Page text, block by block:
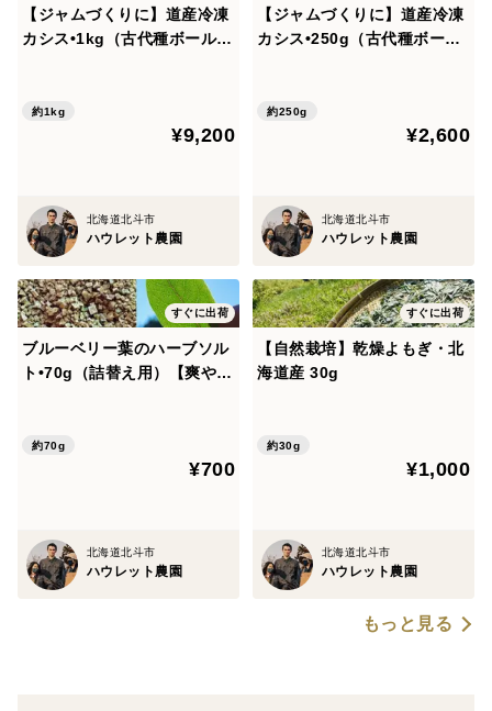
恐れ入りますがギフト用の熨斗対応はしておりません。
ススメの使い方を書いたパンフレットを、ベリーの細密
画が描かれたギフトペーパーで挟んだ状態でお荷物に同
プレゼントとしてご利用いただく場合でも、受け取った
方に喜んでいただけるような包装を心がけています。梱
包状態の詳細については商品写真をご参照いただければ
幸いです。
ーーー
おおよその商品サイズ：縦25cm、横15cm、高さ7cm
【ジャムづくりに】道産冷凍
カシス•1kg（古代種ボールド
約1kg
¥9,200
北海道北斗市
ハウレット農園
【ジャムづくりに】道産冷凍
カシス•250g（古代種ボール
約250g
¥2,600
北海道北斗市
ハウレット農園
すぐに出荷
ブルーベリー葉のハーブソル
ト•70g（詰替え用）【爽やか
約70g
¥700
北海道北斗市
ハウレット農園
すぐに出荷
【自然栽培】乾燥よもぎ・北
海道産 30g
約30g
¥1,000
北海道北斗市
ハウレット農園
もっと見る